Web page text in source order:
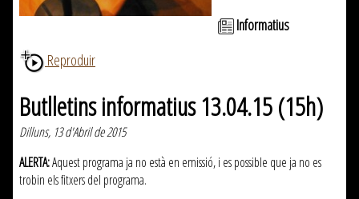
Informatius
Reproduir
Butlletins informatius 13.04.15 (15h)
Dilluns, 13 d'Abril de 2015
ALERTA:Aquest programa ja no està en emissió, i es possible que ja no es
trobin els fitxers del programa.